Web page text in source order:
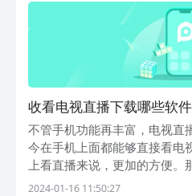
件...
收看电视直播下载哪些软
单
不管手机功能再丰富，电视直
今在手机上面都能够直接看电
上看直播来说，更加的方便
软件呢？今天小编为大家详细
2024-01-16 11:50:27